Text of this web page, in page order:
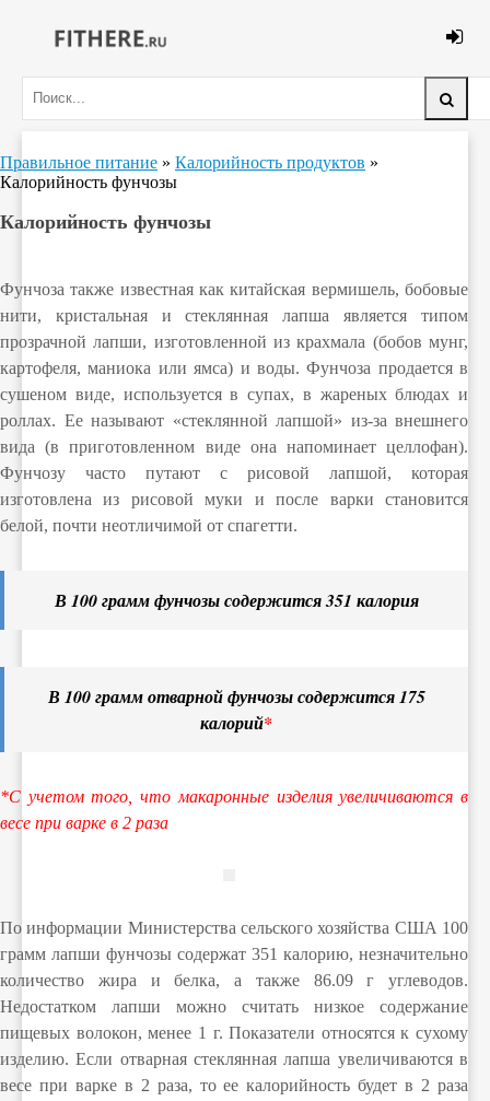
Правильное питание » Калорийность продуктов »
Калорийность фунчозы
Калорийность фунчозы
Фунчоза также известная как китайская вермишель, бобовые
нити, кристальная и стеклянная лапша является типом
прозрачной лапши, изготовленной из крахмала (бобов мунг,
картофеля, маниока или ямса) и воды. Фунчоза продается в
сушеном виде, используется в супах, в жареных блюдах и
роллах. Ее называют «стеклянной лапшой» из-за внешнего
вида (в приготовленном виде она напоминает целлофан).
Фунчозу часто путают с рисовой лапшой, которая
изготовлена из рисовой муки и после варки становится
белой, почти неотличимой от спагетти.
В 100 грамм фунчозы содержится 351 калория
В 100 грамм отварной фунчозы содержится 175
калорий*
*С учетом того, что макаронные изделия увеличиваются в
весе при варке в 2 раза
По информации Министерства сельского хозяйства США 100
грамм лапши фунчозы содержат 351 калорию, незначительно
количество жира и белка, а также 86.09 г углеводов.
Недостатком лапши можно считать низкое содержание
пищевых волокон, менее 1 г. Показатели относятся к сухому
изделию. Если отварная стеклянная лапша увеличиваются в
весе при варке в 2 раза, то ее калорийность будет в 2 раза